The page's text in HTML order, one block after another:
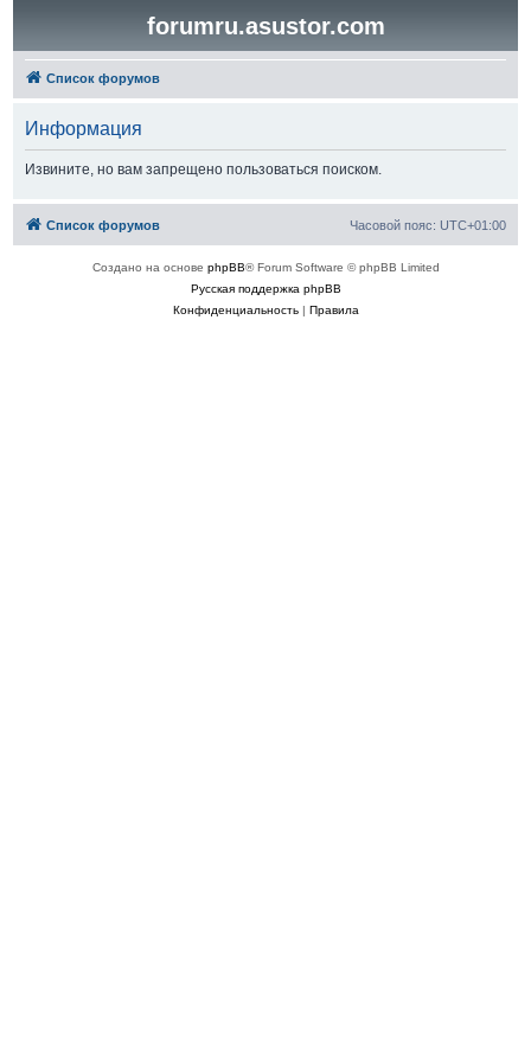
forumru.asustor.com
Список форумов
Информация
Извините, но вам запрещено пользоваться поиском.
Список форумов Часовой пояс: UTC+01:00
Создано на основе phpBB® Forum Software © phpBB Limited
Русская поддержка phpBB
Конфиденциальность| Правила